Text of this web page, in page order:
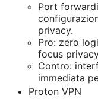
Port
privacy.
Pro: zero
focus
Contro:
immediata
Proton VPN